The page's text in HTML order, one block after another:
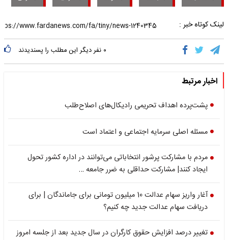
لینک کوتاه خبر :
۰ نفر دیگر این مطلب را پسندیدند
اخبار مرتبط
پشت‌پرده اهداف تحریمی رادیکال‌های اصلاح‌طلب
مسئله اصلی سرمایه اجتماعی و اعتماد است
مردم با مشارکت پرشور انتخاباتی می‌توانند در اداره کشور تحول
ایجاد کنند| مشارکت حداقلی به ضرر جامعه …
آغار واریز سهام عدالت 10 میلیون تومانی برای جاماندگان | برای
دریافت سهام عدالت جدید چه کنیم؟
تغییر درصد افزایش حقوق کارگران در سال جدید بعد از جلسه امروز